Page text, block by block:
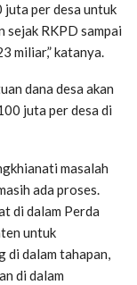
juta per desa untuk
sejak RKPD sampai
miliar,” katanya.
dana desa akan
juta per desa di
masalah
ada proses.
di dalam Perda
untuk
di dalam tahapan,
di dalam